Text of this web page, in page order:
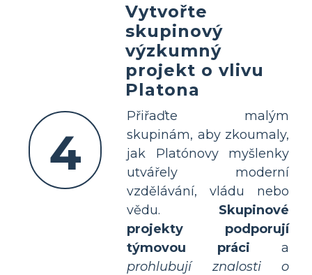
4
Vytvořte
skupinový
výzkumný
projekt o vlivu
Platona
Přiřaďte malým
skupinám, aby zkoumaly,
jak Platónovy myšlenky
utvářely moderní
vzdělávání, vládu nebo
vědu. Skupinové
projekty podporují
týmovou práci a
prohlubují znalosti o